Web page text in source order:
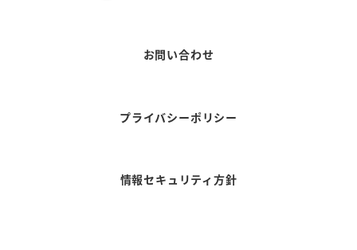
お問い合わせ
プライバシーポリシー
情報セキュリティ方針